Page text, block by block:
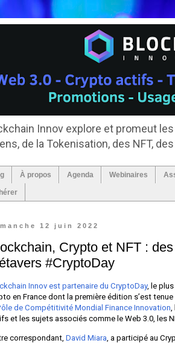
Innov explore et promeut
de la Tokenisation, des NFT,
À propos Agenda Webinaires
12 juin 2022
Crypto et NFT :
#CryptoDay
Innov est partenaire du CryptoDay, le
en France dont la première édition s’est tenue
de Compétitivité Mondial Finance Innovation,
et les sujets associés comme le Web 3.0, les
correspondant, David Miara , a participé au